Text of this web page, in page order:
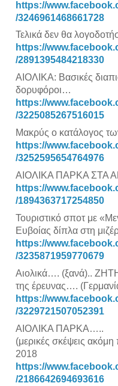
https://
/3246961468661728
Τελικά δεν θα
https://
/2891395484218330
ΑΙΟΛΙΚΑ: Βασικές
δορυφόροι…
https://
/3225085267516015
Μακρύς ο κατάλογος
https://
/3252595654764976
ΑΙΟΛΙΚΑ ΠΑΡΚΑ ΣΤΑ
https://
/1894363717254850
Τουριστικό σποτ με
Ευβοίας δίπλα στη
https://
/3235871959770679
Αιολικά…. (ξανά)..
της έρευνας….
https://
/3229721507052391
ΑΙΟΛΙΚΑ ΠΑΡΚΑ…..
(μερικές σκέψεις
2018
https://
/2186642694693616